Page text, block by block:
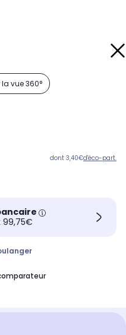
la vue 360°
dont 3,40€d'éco-part.
99,75€